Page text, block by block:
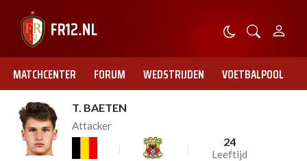
MATCHCENTER FORUM WEDSTRIJDEN VOETBALPOOL
T. BAETEN
Attacker
24
Leeftijd